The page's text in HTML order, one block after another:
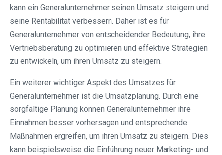
kann ein Generalunternehmer seinen Umsatz steigern und
seine Rentabilität verbessern. Daher ist es für
Generalunternehmer von entscheidender Bedeutung, ihre
Vertriebsberatung zu optimieren und effektive Strategien
zu entwickeln, um ihren Umsatz zu steigern.
Ein weiterer wichtiger Aspekt des Umsatzes für
Generalunternehmer ist die Umsatzplanung. Durch eine
sorgfältige Planung können Generalunternehmer ihre
Einnahmen besser vorhersagen und entsprechende
Maßnahmen ergreifen, um ihren Umsatz zu steigern. Dies
kann beispielsweise die Einführung neuer Marketing- und